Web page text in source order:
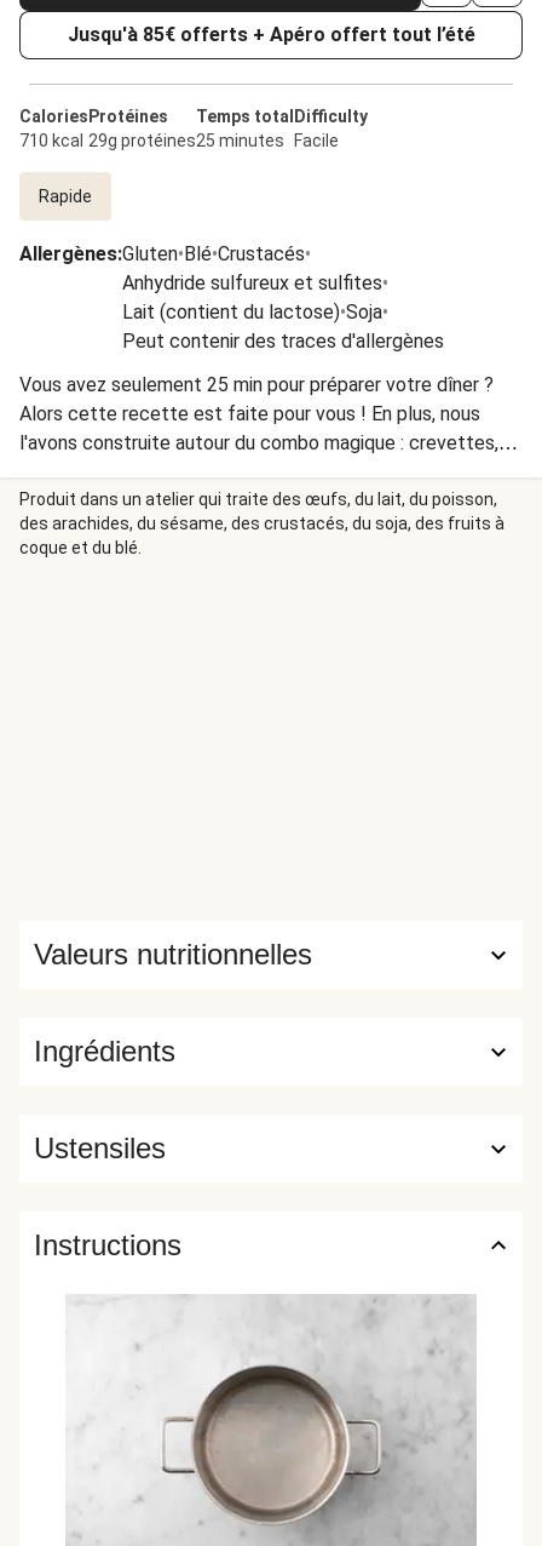
Jusqu'à 85€ offerts + Apéro offert tout l’été
Calories
710 kcal
Protéines
29g protéines
Temps total
25 minutes
Difficulty
Facile
Rapide
Allergènes:Gluten•Blé•Crustacés•
Anhydride sulfureux et sulfites•
Lait (contient du lactose)•Soja•
Peut contenir des traces d'allergènes
Vous avez seulement 25 min pour préparer votre dîner ?
Alors cette recette est faite pour vous ! En plus, nous
l'avons construite autour du combo magique : crevettes,
pesto et pâtes. De quoi se régaler en toute simplicité.
Produit dans un atelier qui traite des œufs, du lait, du poisson,
des arachides, du sésame, des crustacés, du soja, des fruits à
coque et du blé.
Ingrédients
Valeurs nutritionnelles
Ustensiles
Instructions